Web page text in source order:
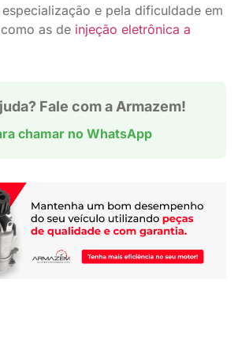
e pela dificuldade em
as de injeção eletrônica a
Fale com a Armazem!
chamar no WhatsApp